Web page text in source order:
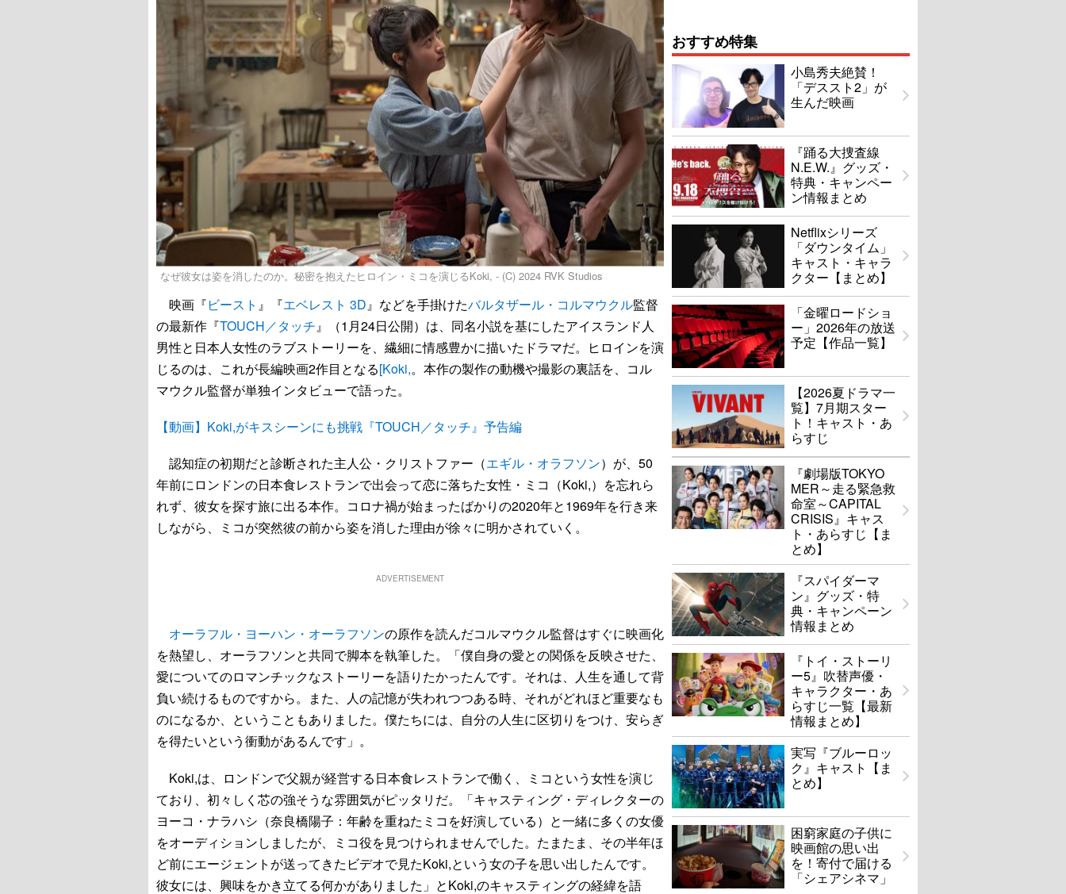
なぜ彼女は姿を消したのか。秘密を抱えたヒロイン・ミコを演じるKoki, - (C) 2024 RVK Studios
映画『ビースト 』『エベレスト 3D』などを手掛けたバルタザール・コルマウクル監督
の最新作『TOUCH／タッチ』（1月24日公開）は、同名小説を基にしたアイスランド人
男性と日本人女性のラブストーリーを、繊細に情感豊かに描いたドラマだ。ヒロインを演
じるのは、これが長編映画2作目となる[Koki,。本作の製作の動機や撮影の裏話を、コル
マウクル監督が単独インタビューで語った。
【動画】Koki,がキスシーンにも挑戦『TOUCH／タッチ』予告編
認知症の初期だと診断された主人公・クリストファー（エギル・オラフソン）が、50
年前にロンドンの日本食レストランで出会って恋に落ちた女性・ミコ（Koki,）を忘れら
れず、彼女を探す旅に出る本作。コロナ禍が始まったばかりの2020年と1969年を行き来
しながら、ミコが突然彼の前から姿を消した理由が徐々に明かされていく。
ADVERTISEMENT
オーラフル・ヨーハン・オーラフソンの原作を読んだコルマウクル監督はすぐに映画化
を熱望し、オーラフソンと共同で脚本を執筆した。「僕自身の愛との関係を反映させた、
愛についてのロマンチックなストーリーを語りたかったんです。それは、人生を通して背
負い続けるものですから。また、人の記憶が失われつつある時、それがどれほど重要なも
のになるか、ということもありました。僕たちには、自分の人生に区切りをつけ、安らぎ
を得たいという衝動があるんです」。
Koki,は、ロンドンで父親が経営する日本食レストランで働く、ミコという女性を演じ
ており、初々しく芯の強そうな雰囲気がピッタリだ。「キャスティング・ディレクターの
ヨーコ・ナラハシ（奈良橋陽子：年齢を重ねたミコを好演している）と一緒に多くの女優
をオーディションしましたが、ミコ役を見つけられませんでした。たまたま、その半年ほ
ど前にエージェントが送ってきたビデオで見たKoki,という女の子を思い出したんです。
彼女には、興味をかき立てる何かがありました」とKoki,のキャスティングの経緯を語
おすすめ特集
小島秀夫絶賛！
「デススト2」が
生んだ映画
『踊る大捜査線
N.E.W.』グッズ・
特典・キャンペー
ン情報まとめ
Netflixシリーズ
「ダウンタイム」
キャスト・キャラ
クター【まとめ】
「金曜ロードショ
ー」2026年の放送
予定【作品一覧】
【2026夏ドラマ一
覧】7月期スター
ト！キャスト・あ
らすじ
『劇場版TOKYO
MER～走る緊急救
命室～CAPITAL
CRISIS』キャス
ト・あらすじ【ま
とめ】
『スパイダーマ
ン』グッズ・特
典・キャンペーン
情報まとめ
『トイ・ストーリ
ー5』吹替声優・
キャラクター・あ
らすじ一覧【最新
情報まとめ】
実写『ブルーロッ
ク』キャスト【ま
とめ】
困窮家庭の子供に
映画館の思い出
を！寄付で届ける
「シェアシネマ」